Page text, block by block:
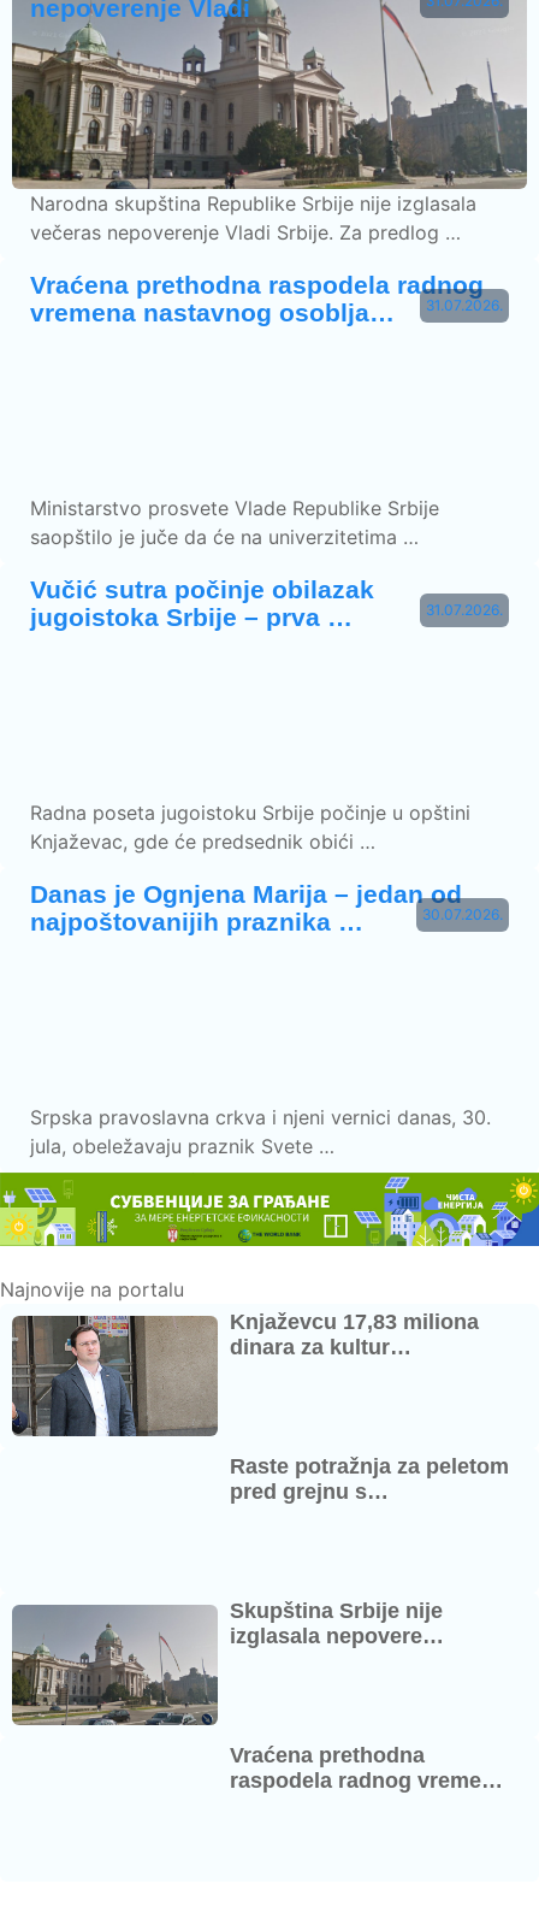
nepoverenje Vladi
Narodna skupština Republike Srbije nije izglasala
večeras nepoverenje Vladi Srbije. Za predlog …
31.07.2026.
Vraćena prethodna raspodela radnog
vremena nastavnog osoblja…
Ministarstvo prosvete Vlade Republike Srbije
saopštilo je juče da će na univerzitetima …
31.07.2026.
Vučić sutra počinje obilazak
jugoistoka Srbije – prva …
Radna poseta jugoistoku Srbije počinje u opštini
Knjaževac, gde će predsednik obići …
30.07.2026.
Danas je Ognjena Marija – jedan od
najpoštovanijih praznika …
Srpska pravoslavna crkva i njeni vernici danas, 30.
jula, obeležavaju praznik Svete …
Najnovije na portalu
Knjaževcu 17,83 miliona
dinara za kultur…
Raste potražnja za peletom
pred grejnu s…
Skupština Srbije nije
izglasala nepovere…
Vraćena prethodna
raspodela radnog vreme…